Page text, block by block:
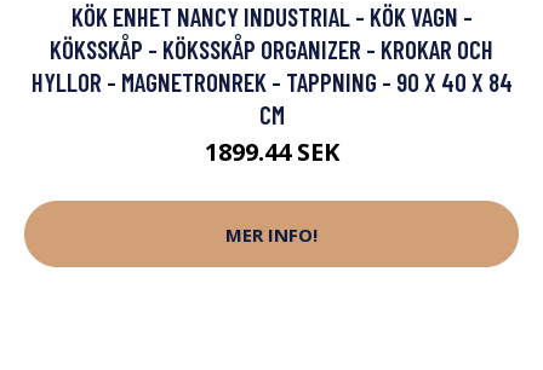
KÖK ENHET NANCY INDUSTRIAL - KÖK VAGN -
KÖKSSKÅP - KÖKSSKÅP ORGANIZER - KROKAR OCH
HYLLOR - MAGNETRONREK - TAPPNING - 90 X 40 X 84
CM
1899.44 SEK
MER INFO!